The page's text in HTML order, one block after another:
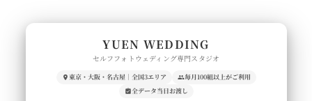
YUEN WEDDING
セルフフォトウェディング専門スタジオ
東京・大阪・名古屋｜全国3エリア
毎月100組以上がご利用
全データ当日お渡し